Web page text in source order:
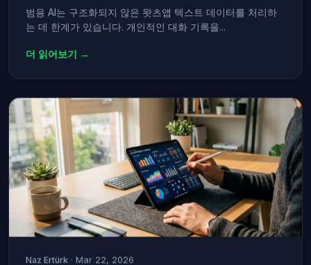
범용 AI는 구조화되지 않은 왓츠앱 텍스트 데이터를 처리하
는 데 한계가 있습니다. 개인적인 대화 기록을...
더 읽어보기 →
Naz Ertürk · Mar 22, 2026